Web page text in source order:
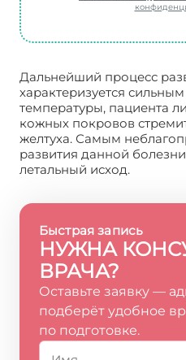
Дальнейший процесс
характеризуется
температуры, пациента
кожных покровов
желтуха. Самым
развития данной
летальный исход.
Быстрая запись
НУЖНА
ВРАЧА?
Оставьте заявку —
подберёт удобное
по подготовке.